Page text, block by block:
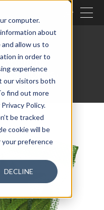
computer.
about
allow us to
in order to
experience
our visitors both
find out more
Policy.
be tracked
cookie will be
your preference
DECLINE
CERRAR